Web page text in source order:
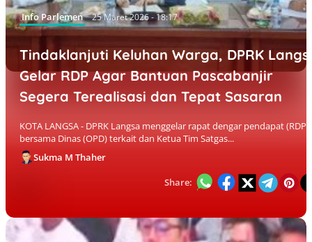
Info Parlemen 25 Maret 2026 - 18:17
Tindaklanjuti Keluhan Warga, DPRK
Gelar RDP Agar Bantuan Pascabanjir
Segera Terealisasi dan Tepat Sasaran
KOTA LANGSA - DPRK Langsa menggelar rapat dengar pendapat (RDP)
bersama Dinas (OPD) terkait dan Ketua Tim Satgas...
Sukma M Thaher
Share: